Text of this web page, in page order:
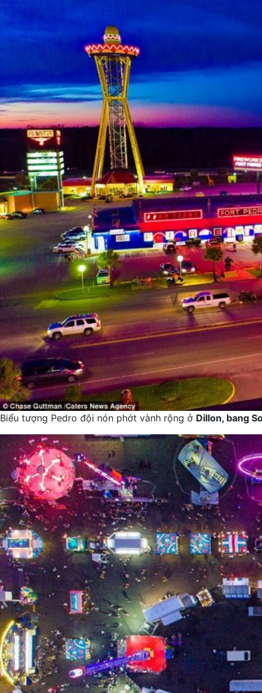
Biểu tượng Pedro đội nón phớt vành rộng ở Dillon, bang